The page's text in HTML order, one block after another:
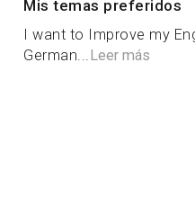
Mis temas preferidos
I want to Improve my
German...Leer más